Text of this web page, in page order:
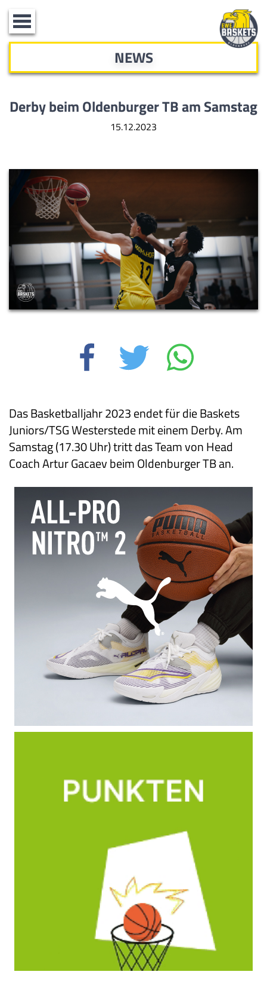
Toggle
navigation
NEWS
Derby beim Oldenburger TB am Samstag
15.12.2023
Das Basketballjahr 2023 endet für die Baskets
Juniors/TSG Westerstede mit einem Derby. Am
Samstag (17.30 Uhr) tritt das Team von Head
Coach Artur Gacaev beim Oldenburger TB an.